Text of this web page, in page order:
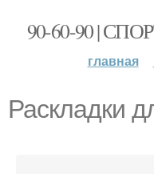
90-60-90 |
главная
Раскладки